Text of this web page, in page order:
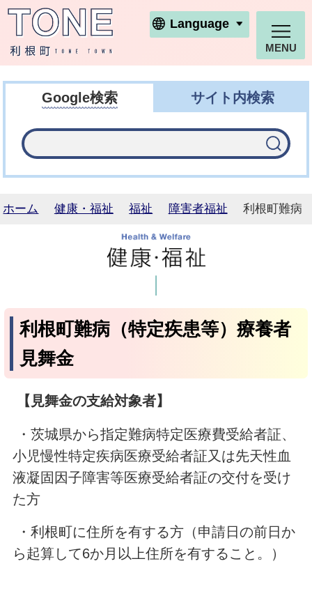
利根町ホームページ
Language
MENU
Google検索 サイト内検索
ホーム 健康・福祉 福祉 障害者福祉 利根町難病
利根町難病（特定疾患等）療養者
見舞金
【見舞金の支給対象者】
・茨城県から指定難病特定医療費受給者証、
小児慢性特定疾病医療受給者証又は先天性血
液凝固因子障害等医療受給者証の交付を受け
た方
・利根町に住所を有する方（申請日の前日か
ら起算して6か月以上住所を有すること。）